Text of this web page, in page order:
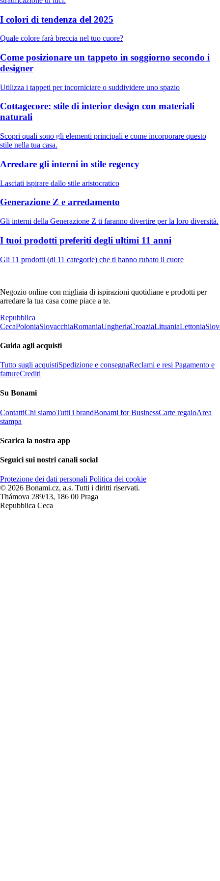
I colori di tendenza del 2025
Quale colore farà breccia nel tuo cuore?
Come posizionare un tappeto in soggiorno secondo i
designer
Utilizza i tappeti per incorniciare o suddividere uno spazio
Cottagecore: stile di interior design con materiali
naturali
Scopri quali sono gli elementi principali e come incorporare questo
stile nella tua casa.
Arredare gli interni in stile regency
Lasciati ispirare dallo stile aristocratico
Generazione Z e arredamento
Gli interni della Generazione Z ti faranno divertire per la loro diversità.
I tuoi prodotti preferiti degli ultimi 11 anni
Gli 11 prodotti (di 11 categorie) che ti hanno rubato il cuore
Negozio online con migliaia di ispirazioni quotidiane e prodotti per
arredare la tua casa come piace a te.
Repubblica
CecaPoloniaSlovacchiaRomaniaUngheriaCroaziaLituaniaLettonia
Guida agli acquisti
Tutto sugli acquistiSpedizione e consegnaReclami e resi Pagamento e
fattureCrediti
Su Bonami
ContattiChi siamoTutti i brandBonami for BusinessCarte regaloArea
stampa
Scarica la nostra app
Seguici sui nostri canali social
Protezione dei dati personali Politica dei cookie
© 2026 Bonami.cz, a.s. Tutti i diritti riservati.
Thámova 289/13, 186 00 Praga
Repubblica Ceca